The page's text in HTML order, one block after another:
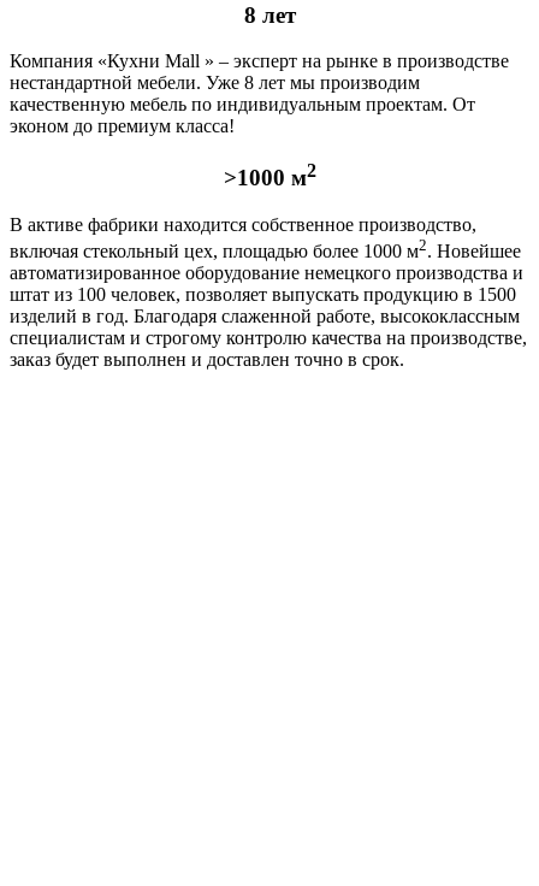
8 лет
Компания «Кухни Mall » – эксперт на рынке в производстве
нестандартной мебели. Уже 8 лет мы производим
качественную мебель по индивидуальным проектам. От
эконом до премиум класса!
>1000 м2
В активе фабрики находится собственное производство,
включая стекольный цех, площадью более 1000 м2. Новейшее
автоматизированное оборудование немецкого производства и
штат из 100 человек, позволяет выпускать продукцию в 1500
изделий в год. Благодаря слаженной работе, высококлассным
специалистам и строгому контролю качества на производстве,
заказ будет выполнен и доставлен точно в срок.